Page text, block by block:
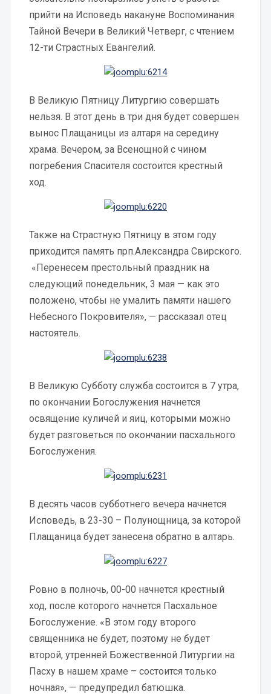
прийти на Исповедь накануне Воспоминания
Тайной Вечери в Великий Четверг, с чтением
12-ти Страстных Евангелий.
В Великую Пятницу Литургию совершать
нельзя. В этот день в три дня будет совершен
вынос Плащаницы из алтаря на середину
храма. Вечером, за Всенощной с чином
погребения Спасителя состоится крестный
ход.
Также на Страстную Пятницу в этом году
приходится память прп.Александра Свирского.
«Перенесем престольный праздник на
следующий понедельник, 3 мая — как это
положено, чтобы не умалить памяти нашего
Небесного Покровителя», — рассказал отец
настоятель.
В Великую Субботу служба состоится в 7 утра,
по окончании Богослужения начнется
освящение куличей и яиц, которыми можно
будет разговеться по окончании пасхального
Богослужения.
В десять часов субботнего вечера начнется
Исповедь, в 23-30 – Полунощница, за которой
Плащаница будет занесена обратно в алтарь.
Ровно в полночь, 00-00 начнется крестный
ход, после которого начнется Пасхальное
Богослужение. «В этом году второго
священника не будет, поэтому не будет
второй, утренней Божественной Литургии на
Пасху в нашем храме – состоится только
ночная», — предупредил батюшка.